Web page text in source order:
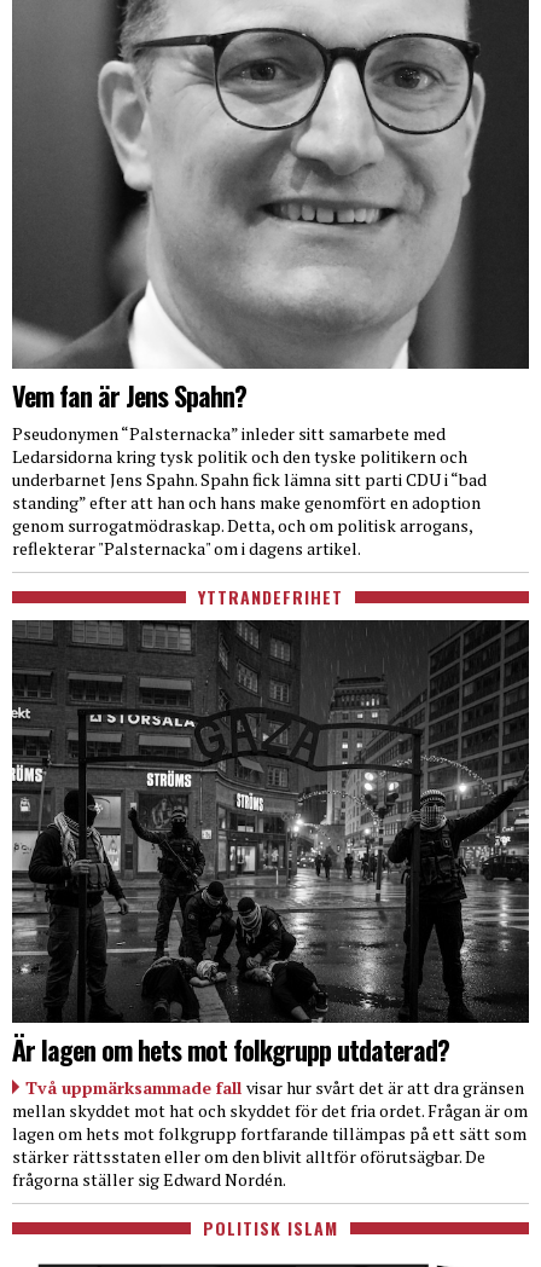
Vem fan är Jens Spahn?
Pseudonymen “Palsternacka” inleder sitt samarbete med
Ledarsidorna kring tysk politik och den tyske politikern och
underbarnet Jens Spahn. Spahn fick lämna sitt parti CDU i “bad
standing” efter att han och hans make genomfört en adoption
genom surrogatmödraskap. Detta, och om politisk arrogans,
reflekterar "Palsternacka" om i dagens artikel.
YTTRANDEFRIHET
Är lagen om hets mot folkgrupp utdaterad?
Två uppmärksammade fall visar hur svårt det är att dra gränsen
mellan skyddet mot hat och skyddet för det fria ordet. Frågan är om
lagen om hets mot folkgrupp fortfarande tillämpas på ett sätt som
stärker rättsstaten eller om den blivit alltför oförutsägbar. De
frågorna ställer sig Edward Nordén.
POLITISK ISLAM